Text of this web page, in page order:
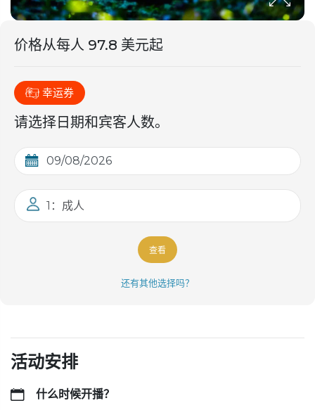
价格从每人 97.8 美元起
幸运券
请选择日期和宾客人数。
1：成人
查看
还有其他选择吗？
活动安排
什么时候开播？